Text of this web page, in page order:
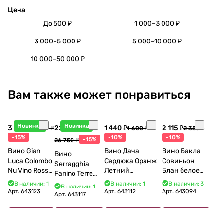
Цена
До 500 ₽
1 000–3 000 ₽
3 000–5 000 ₽ 5 000–10 000 ₽
10 000–50 000 ₽
Вам также может понравиться
Новинка
3 998 ₽4 704 ₽
-15%
Вино Gian
Luca Colombo
Nu Vino Rosso
2025 750 мл
В наличии: 1
Арт. 643123
Новинка
22 738 ₽
26 750 ₽ -15%
Вино
Serragghia
Fanino Terre
Siciliane IGP
2022 750 мл
В наличии: 1
Арт.643117
1 440 ₽1 600 ₽
-10%
Вино Дача
Сердюка Оранж
Летний
Сибирьковый
2024 750 мл
В наличии: 1
Арт. 643112
2 115 ₽2 350 ₽
-10%
Вино Бакла
Совиньон
Блан белое
сухое 750 мл
12%
В наличии: 3
Арт.643094